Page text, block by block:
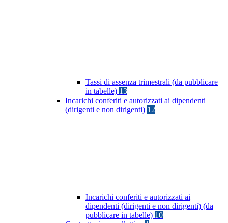
Tassi di assenza trimestrali (da pubblicare
in tabelle) 13
Incarichi conferiti e autorizzati ai dipendenti
(dirigenti e non dirigenti) 12
Incarichi conferiti e autorizzati ai
dipendenti (dirigenti e non dirigenti) (da
pubblicare in tabelle) 10